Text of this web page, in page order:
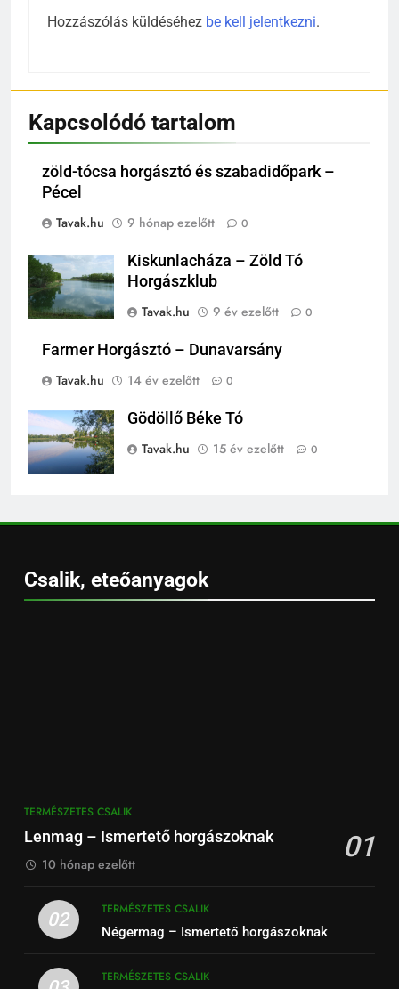
Hozzászólás küldéséhez be kell jelentkezni.
Kapcsolódó tartalom
zöld-tócsa horgásztó és szabadidőpark –
Pécel
Tavak.hu
9 hónap ezelőtt 0
Kiskunlacháza – Zöld Tó
Horgászklub
Tavak.hu
9 év ezelőtt 0
Farmer Horgásztó – Dunavarsány
Tavak.hu
14 év ezelőtt 0
Gödöllő Béke Tó
Tavak.hu
15 év ezelőtt 0
Csalik, eteőanyagok
TERMÉSZETES CSALIK
Lenmag – Ismertető horgászoknak 01
10 hónap ezelőtt
02
TERMÉSZETES CSALIK
Négermag – Ismertető horgászoknak
TERMÉSZETES CSALIK